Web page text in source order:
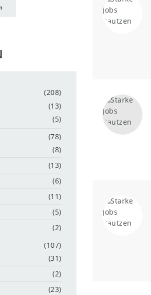
(208)
(13)
(5)
(78)
(8)
(13)
(6)
(11)
(5)
(2)
(107)
(31)
(2)
(23)